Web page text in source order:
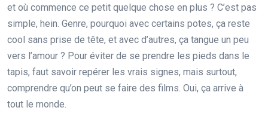
et où commence ce petit quelque chose en plus ? C’est pas
simple, hein. Genre, pourquoi avec certains potes, ça reste
cool sans prise de tête, et avec d’autres, ça tangue un peu
vers l’amour ? Pour éviter de se prendre les pieds dans le
tapis, faut savoir repérer les vrais signes, mais surtout,
comprendre qu’on peut se faire des films. Oui, ça arrive à
tout le monde.